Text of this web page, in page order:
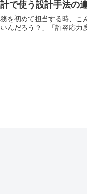
で使う設計手法の
を初めて担当する時、
んだろう？」「許容応